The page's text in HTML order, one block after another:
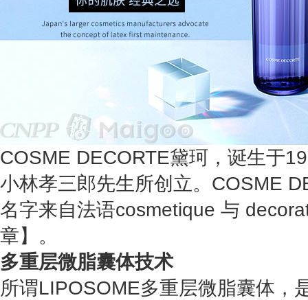
COSME DECORTE黛珂，诞生于
小林孝三郎先生所创立。COSME
名字来自法语cosmetique 与
章】。
多重层微脂囊体技术
所谓LIPOSOME多重层微脂囊体，